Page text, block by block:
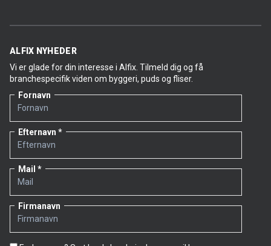
ALFIX NYHEDER
Vi er glade for din interesse i Alfix. Tilmeld dig og få
branchespecifik viden om byggeri, puds og fliser.
Fornavn
Efternavn
Mail
Firmanavn